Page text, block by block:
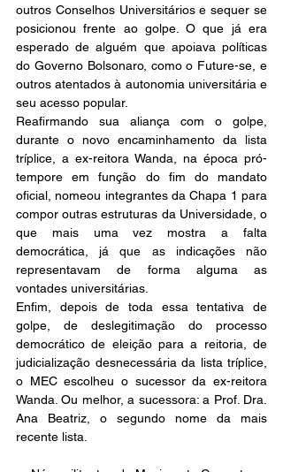
outros Conselhos Universitários e sequer se
posicionou frente ao golpe. O que já era
esperado de alguém que apoiava políticas
do Governo Bolsonaro, como o Future-se, e
outros atentados à autonomia universitária e
seu acesso popular.
Reafirmando sua aliança com o golpe,
durante o novo encaminhamento da lista
tríplice, a ex-reitora Wanda, na época pró-
tempore em função do fim do mandato
oficial, nomeou integrantes da Chapa 1 para
compor outras estruturas da Universidade, o
que mais uma vez mostra a falta
democrática, já que as indicações não
representavam de forma alguma as
vontades universitárias.
Enfim, depois de toda essa tentativa de
golpe, de deslegitimação do processo
democrático de eleição para a reitoria, de
judicialização desnecessária da lista tríplice,
o MEC escolheu o sucessor da ex-reitora
Wanda. Ou melhor, a sucessora: a Prof. Dra.
Ana Beatriz, o segundo nome da mais
recente lista.